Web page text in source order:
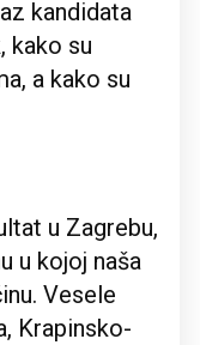
kandidata
kako su
a kako su
u Zagrebu,
u kojoj naša
Vesele
Krapinsko-